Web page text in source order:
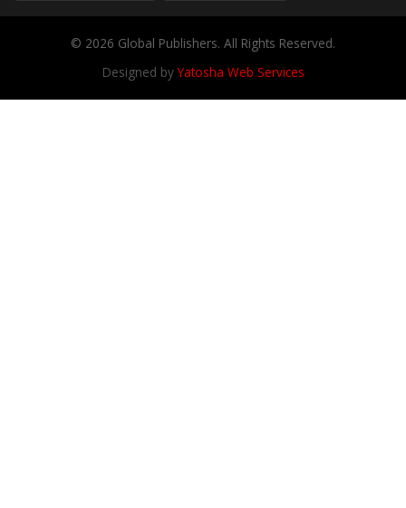
© 2026 Global Publishers. All Rights Reserved.
Designed byYatosha Web Services